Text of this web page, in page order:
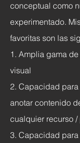
conceptual como
experimentado.
favoritas son las
1. Amplia gama
visual
2. Capacidad para
anotar contenido
cualquier recurso
3. Capacidad